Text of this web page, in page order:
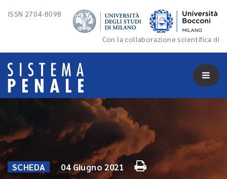
ISSN 2704-8098
Con la collaborazione scientifica di
SCHEDA 04 Giugno 2021